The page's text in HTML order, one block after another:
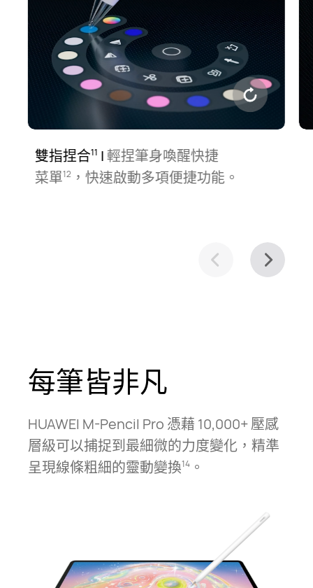
雙指捏合11 |輕捏筆身喚醒快捷
菜單⁠12 ，快速啟動多項便捷功⁠能。
每筆皆非凡
HUAWEI M-Pencil Pro 憑藉 10,000+ 壓感
層級可以捕捉到最細微的力度變化，精準
呈現線條粗細的靈動變⁠換⁠14。